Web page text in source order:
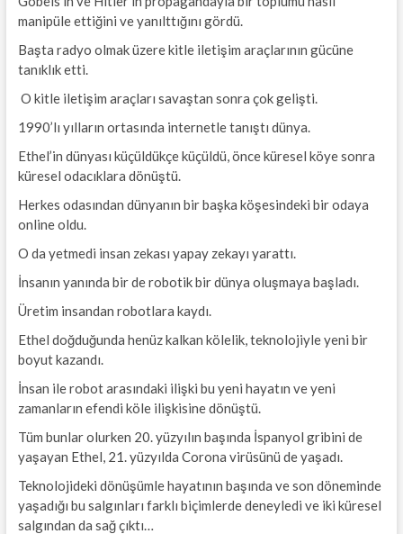
manipüle ettiğini ve yanılttığını gördü.
Başta radyo olmak üzere kitle iletişim araçlarının gücüne
tanıklık etti.
O kitle iletişim araçları savaştan sonra çok gelişti.
1990’lı yılların ortasında internetle tanıştı dünya.
Ethel’in dünyası küçüldükçe küçüldü, önce küresel köye sonra
küresel odacıklara dönüştü.
Herkes odasından dünyanın bir başka köşesindeki bir odaya
online oldu.
O da yetmedi insan zekası yapay zekayı yarattı.
İnsanın yanında bir de robotik bir dünya oluşmaya başladı.
Üretim insandan robotlara kaydı.
Ethel doğduğunda henüz kalkan kölelik, teknolojiyle yeni bir
boyut kazandı.
İnsan ile robot arasındaki ilişki bu yeni hayatın ve yeni
zamanların efendi köle ilişkisine dönüştü.
Tüm bunlar olurken 20. yüzyılın başında İspanyol gribini de
yaşayan Ethel, 21. yüzyılda Corona virüsünü de yaşadı.
Teknolojideki dönüşümle hayatının başında ve son döneminde
yaşadığı bu salgınları farklı biçimlerde deneyledi ve iki küresel
salgından da sağ çıktı…